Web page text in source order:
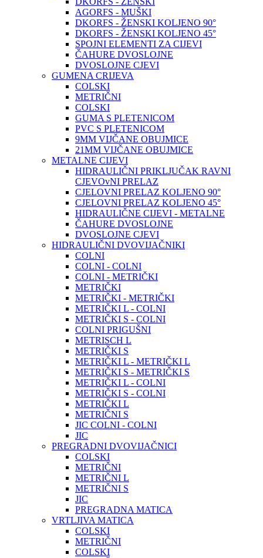
AGORFS - MUŠKI
DKORFS - ŽENSKI KOLJENO 90°
DKORFS - ŽENSKI KOLJENO 45°
SPOJNI ELEMENTI ZA CIJEVI
ČAHURE DVOSLOJNE
DVOSLOJNE CJEVI
GUMENA CRIJEVA
COLSKI
METRIČNI
COLSKI
GUMA S PLETENICOM
PVC S PLETENICOM
9MM VIJČANE OBUJMICE
21MM VIJČANE OBUJMICE
METALNE CIJEVI
HIDRAULIČNI PRIKLJUČAK RAVNI
CJEVOvNI PRELAZ
CJELOVNI PRELAZ KOLJENO 90°
CJELOVNI PRELAZ KOLJENO 45°
HIDRAULIČNE CIJEVI - METALNE
ČAHURE DVOSLOJNE
DVOSLOJNE CJEVI
HIDRAULIČNI DVOVIJAČNIKI
COLNI
COLNI - COLNI
COLNI - METRIČKI
METRIČKI
METRIČKI - METRIČKI
METRIČKI L - COLNI
METRIČKI S - COLNI
COLNI PRIGUŠNI
METRISCH L
METRIČKI S
METRIČKI L - METRIČKI L
METRIČKI S - METRIČKI S
METRIČKI L - COLNI
METRIČKI S - COLNI
METRIČKI L
METRIČNI S
JIC COLNI - COLNI
JIC
PREGRADNI DVOVIJAČNICI
COLSKI
METRIČNI
METRIČNI L
METRIČNI S
JIC
PREGRADNA MATICA
VRTLJIVA MATICA
COLSKI
METRIČNI
COLSKI